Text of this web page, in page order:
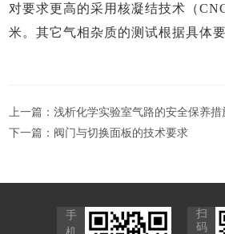
对要求更高的采用核凝结技术（
米。其它气相杂质的测试根据具体要
上一篇：浅析化学实验室气路的安全保养措
下一篇： 阀门与切换面板的技术要求
手
扫
码